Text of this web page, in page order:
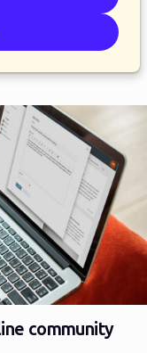
Facebook
community